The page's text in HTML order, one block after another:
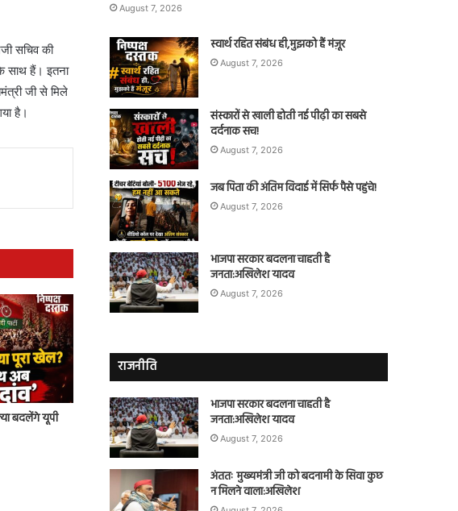
सचिव की
साथ हैं। इतना
जी से मिले
है।
बदलेंगे यूपी
August 7, 2026
स्वार्थ रहित संबंध ही,मुझको हैं मंज़ूर
August 7, 2026
संस्कारों से खाली होती नई पीढ़ी का सबसे
दर्दनाक सच!
August 7, 2026
जब पिता की अंतिम विदाई में सिर्फ पैसे पहुंचे!
August 7, 2026
भाजपा सरकार बदलना चाहती है
जनता:अखिलेश यादव
August 7, 2026
राजनीति
भाजपा सरकार बदलना चाहती है
जनता:अखिलेश यादव
August 7, 2026
अंततः मुख्यमंत्री जी को बदनामी के सिवा कुछ
न मिलने वाला:अखिलेश